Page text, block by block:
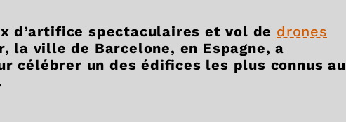
d’artifice spectaculaires et vol de drones
la ville de Barcelone, en Espagne, a
célébrer un des édifices les plus connus au